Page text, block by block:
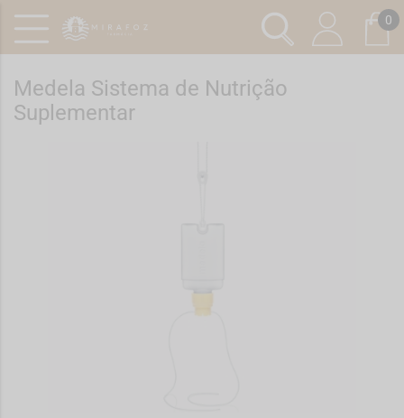
0
Medela Sistema de Nutrição
Suplementar